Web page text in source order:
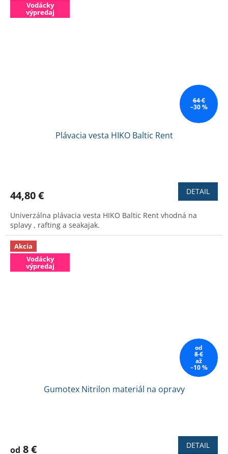
Vodácky
výpredaj
64 €
–30 %
Plávacia vesta HIKO Baltic Rent
je
z
5
hviezdičiek.
44,80 € DETAIL
Univerzálna plávacia vesta HIKO Baltic Rent vhodná na
splavy , rafting a seakajak.
Akcia
Vodácky
výpredaj
od
8 €
až
–10 %
Gumotex Nitrilon materiál na opravy
je
od 8 € DETAIL